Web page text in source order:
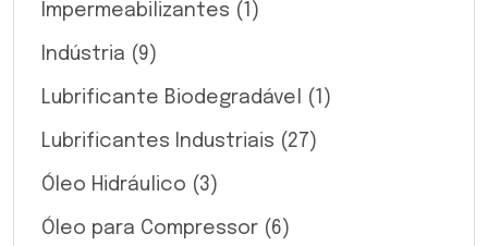
Impermeabilizantes (1)
Indústria (9)
Lubrificante Biodegradável (1)
Lubrificantes Industriais (27)
Óleo Hidráulico (3)
Óleo para Compressor (6)